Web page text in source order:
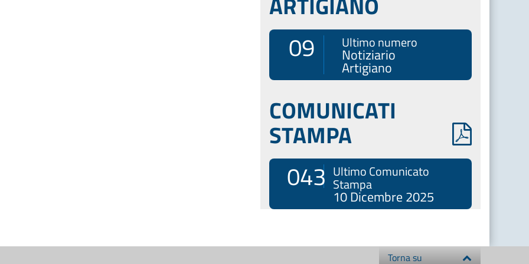
09 Ultimo numero
Notiziario
Artigiano
COMUNICATI
STAMPA
043 Ultimo Comunicato
Stampa
10 Dicembre 2025
Torna su